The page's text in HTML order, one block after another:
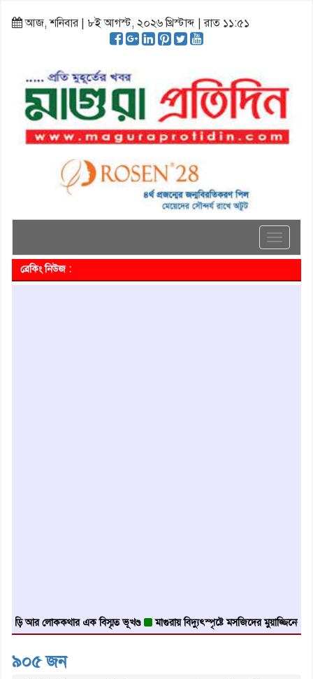
আজ, শনিবার | ৮ই আগস্ট, ২০২৬ খ্রিস্টাব্দ | রাত ১১:৫১
Toggle
ব্রেকিং নিউজ :
আর লোককথার এক বিস্মৃত ভূখণ্ড মাগুরায় বিদ্যুৎস্পৃষ্টে মসজিদের মুয়াজ্জিনের মৃত্যু
৯০৫ জন